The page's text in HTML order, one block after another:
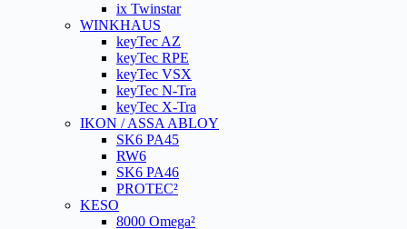
ix Twinstar
WINKHAUS
keyTec AZ
keyTec RPE
keyTec VSX
keyTec N-Tra
keyTec X-Tra
IKON / ASSA ABLOY
SK6 PA45
RW6
SK6 PA46
PROTEC²
KESO
8000 Omega²